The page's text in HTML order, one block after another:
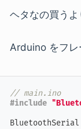
ヘタなの買うよ
Arduino をフレ
// main.ino
#include